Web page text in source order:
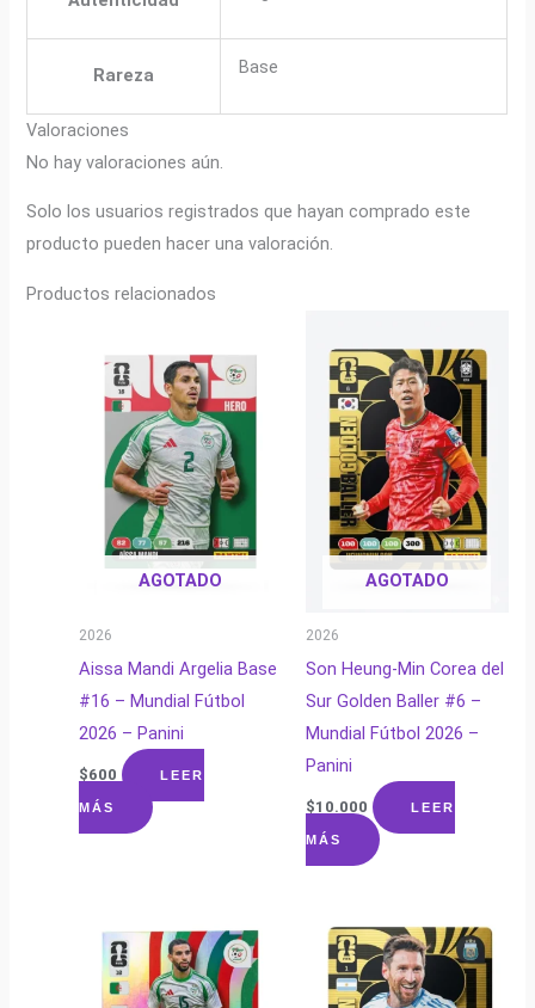
Rareza Base
Valoraciones
No hay valoraciones aún.
Solo los usuarios registrados que hayan comprado este
producto pueden hacer una valoración.
Productos relacionados
AGOTADO
2026
Aissa Mandi Argelia Base
#16 – Mundial Fútbol
2026 – Panini
$600 LEER
MÁS
AGOTADO
2026
Son Heung-Min Corea del
Sur Golden Baller #6 –
Mundial Fútbol 2026 –
Panini
$10.000 LEER
MÁS